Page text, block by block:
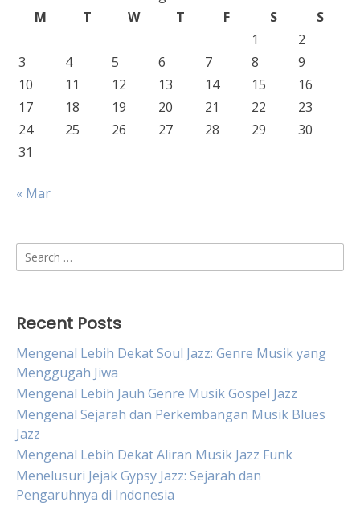
M
T W T F S
S
1
2
3
4 5 6 7 8
9
10
11 12 13 14 15
16
17
18 19 20 21 22
23
24
25 26 27 28 29
30
31
« Mar
Search
for:
Recent Posts
Mengenal Lebih Dekat Soul Jazz: Genre Musik yang
Menggugah Jiwa
Mengenal Lebih Jauh Genre Musik Gospel Jazz
Mengenal Sejarah dan Perkembangan Musik Blues
Jazz
Mengenal Lebih Dekat Aliran Musik Jazz Funk
Menelusuri Jejak Gypsy Jazz: Sejarah dan
Pengaruhnya di Indonesia